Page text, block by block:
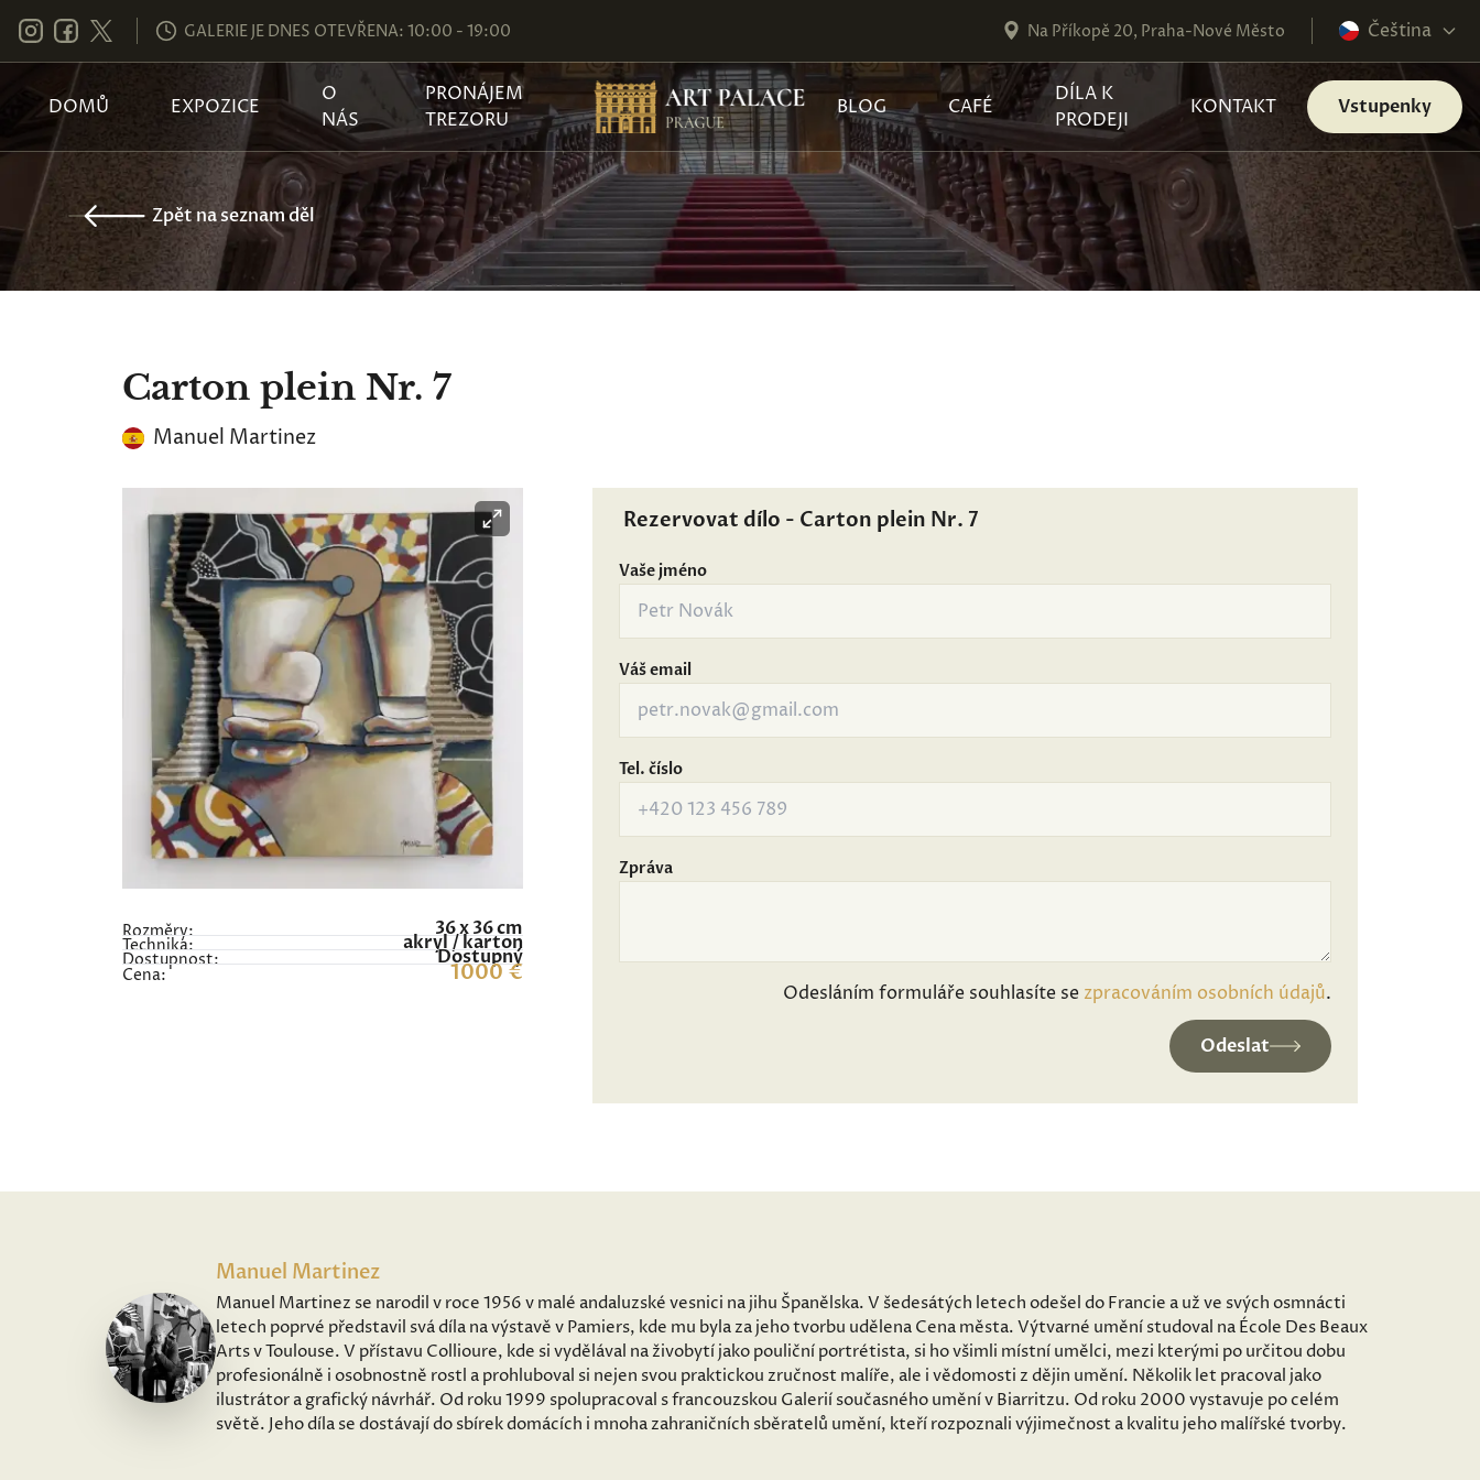
GALERIE JE DNES OTEVŘENA: 10:00 - 19:00 Na Příkopě 20, Praha-Nové Město Čeština
DOMŮ EXPOZICE
O
NÁS
PRONÁJEM
TREZORU
BLOG CAFÉ
DÍLA K
PRODEJI
KONTAKT Vstupenky
Zpět na seznam děl
Carton plein Nr. 7
Manuel Martinez
Rozměry: 36 x 36 cm
Technika: akryl / karton
Dostupnost: Dostupný
Cena: 1000 €
Rezervovat dílo - Carton plein Nr. 7
Vaše jméno
Váš email
Tel. číslo
Zpráva
Odesláním formuláře souhlasíte se zpracováním osobních údajů.
Odeslat
Manuel Martinez
Manuel Martinez se narodil v roce 1956 v malé andaluzské vesnici na jihu Španělska. V šedesátých letech odešel do Francie a už ve svých osmnácti
letech poprvé představil svá díla na výstavě v Pamiers, kde mu byla za jeho tvorbu udělena Cena města. Výtvarné umění studoval na École Des Beaux
Arts v Toulouse. V přístavu Collioure, kde si vydělával na živobytí jako pouliční portrétista, si ho všimli místní umělci, mezi kterými po určitou dobu
profesionálně i osobnostně rostl a prohluboval si nejen svou praktickou zručnost malíře, ale i vědomosti z dějin umění. Několik let pracoval jako
ilustrátor a grafický návrhář. Od roku 1999 spolupracoval s francouzskou Galerií současného umění v Biarritzu. Od roku 2000 vystavuje po celém
světě. Jeho díla se dostávají do sbírek domácích i mnoha zahraničních sběratelů umění, kteří rozpoznali výjimečnost a kvalitu jeho malířské tvorby.